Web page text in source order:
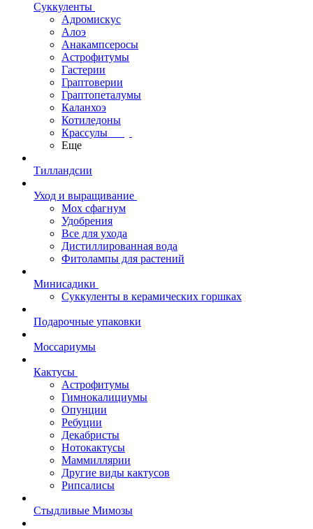
Суккуленты
Адромискус
Алоэ
Анакампсеросы
Астрофитумы
Гастерии
Граптоверии
Граптопеталумы
Каланхоэ
Котиледоны
Крассулы
Еще
Тилландсии
Уход и выращивание
Мох сфагнум
Удобрения
Все для ухода
Дистиллированная вода
Фитолампы для растений
Минисадики
Суккуленты в керамических горшках
Подарочные упаковки
Моссариумы
Кактусы
Астрофитумы
Гимнокалициумы
Опунции
Ребуции
Декабристы
Нотокактусы
Маммиллярии
Другие виды кактусов
Рипсалисы
Стыдливые Мимозы